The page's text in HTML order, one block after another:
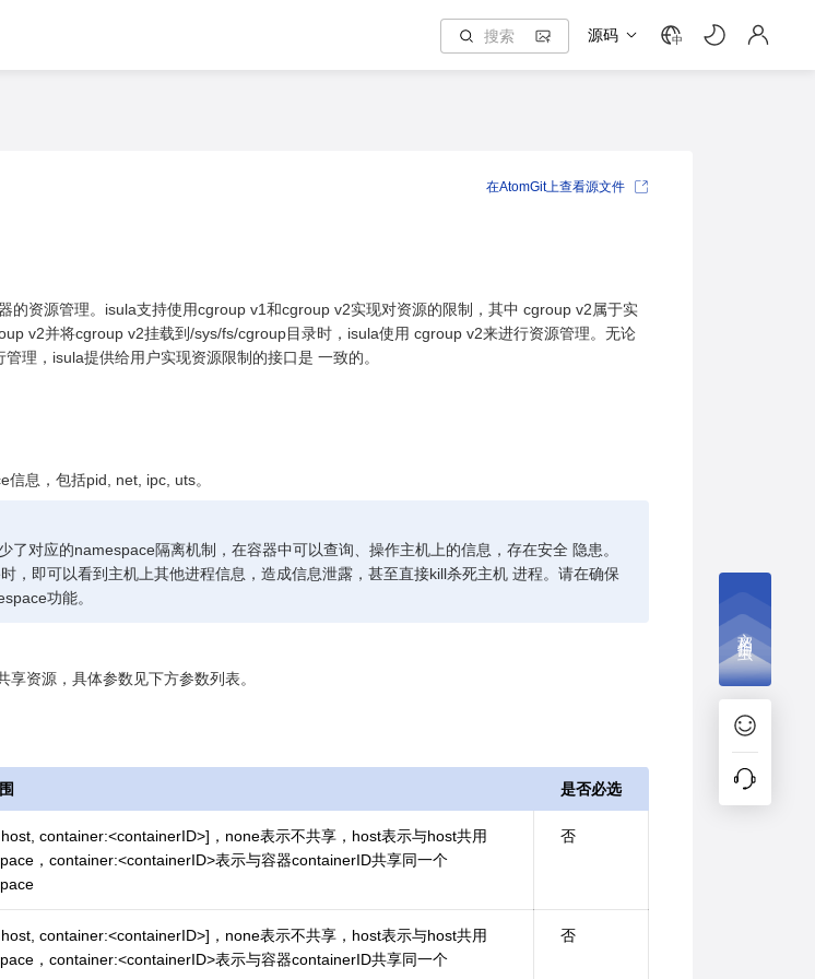
源码 中
的资源管理。isula支持使用cgroup v1和cgroup v2实现对资源的限制，其中 cgroup v2属于实
v2并将cgroup v2挂载到/sys/fs/cgroup目录时，isula使用 cgroup v2来进行资源管理。无论
理，isula提供给用户实现资源限制的接口是 一致的。
息，包括pid, net, ipc, uts。
了对应的namespace隔离机制，在容器中可以查询、操作主机上的信息，存在安全 隐患。
，即可以看到主机上其他进程信息，造成信息泄露，甚至直接kill杀死主机 进程。请在确保
功能。
资源，具体参数见下方参数列表。
是否必选
container:<containerID>]，none表示不共享，host表示与host共用
，container:<containerID>表示与容器containerID共享同一个
否
container:<containerID>]，none表示不共享，host表示与host共用
，container:<containerID>表示与容器containerID共享同一个
否
在AtomGit上查看源文件